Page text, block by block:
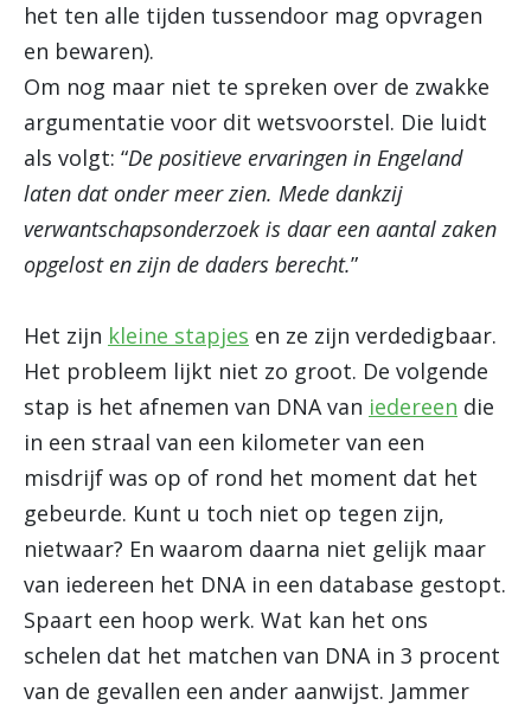
het ten alle tijden tussendoor mag opvragen
en bewaren).
Om nog maar niet te spreken over de zwakke
argumentatie voor dit wetsvoorstel. Die luidt
als volgt: “De positieve ervaringen in Engeland
laten dat onder meer zien. Mede dankzij
verwantschapsonderzoek is daar een aantal zaken
opgelost en zijn de daders berecht.”
Het zijn kleine stapjes en ze zijn verdedigbaar.
Het probleem lijkt niet zo groot. De volgende
stap is het afnemen van DNA van iedereen die
in een straal van een kilometer van een
misdrijf was op of rond het moment dat het
gebeurde. Kunt u toch niet op tegen zijn,
nietwaar? En waarom daarna niet gelijk maar
van iedereen het DNA in een database gestopt.
Spaart een hoop werk. Wat kan het ons
schelen dat het matchen van DNA in 3 procent
van de gevallen een ander aanwijst. Jammer